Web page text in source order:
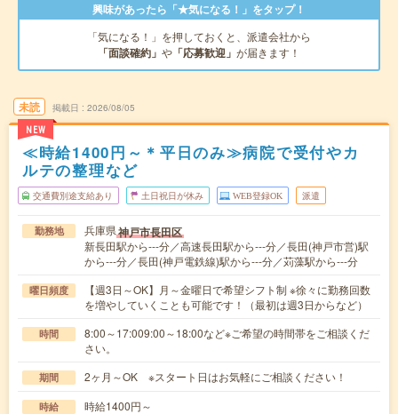
興味があったら「★気になる！」をタップ！
「気になる！」を押しておくと、派遣会社から
「面談確約」 や 「応募歓迎」 が届きます！
未読
NEW
掲載日 2026/08/05
≪時給1400円～＊平日のみ≫病院で受付やカ
ルテの整理など
交通費別途支給あり 土日祝日が休み WEB登録OK 派遣
勤務地 兵庫県神戸市長田区
新長田駅から---分／高速長田駅から---分／長田(神戸市営)駅
から---分／長田(神戸電鉄線)駅から---分／苅藻駅から---分
曜日頻度
【週3日～OK】月～金曜日で希望シフト制 ※徐々に勤務回数
を増やしていくことも可能です！（最初は週3日からなど）
時間
8:00～17:009:00～18:00など※ご希望の時間帯をご相談くだ
さい。
期間 2ヶ月～OK ※スタート日はお気軽にご相談ください！
時給 時給1400円～